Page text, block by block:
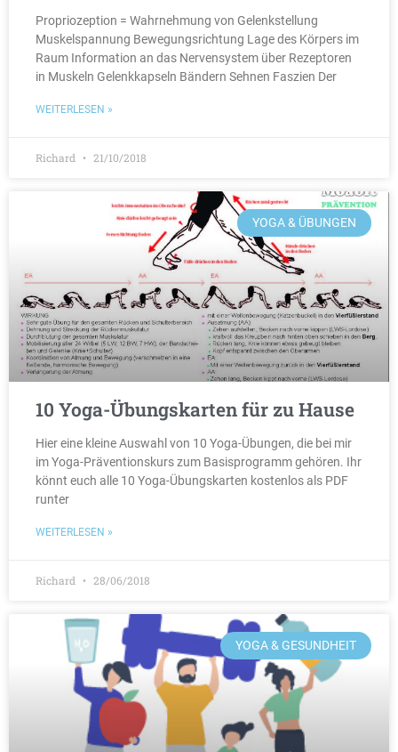
Propriozeption = Wahrnehmung von Gelenkstellung
Muskelspannung Bewegungsrichtung Lage des Körpers im
Raum Information an das Nervensystem über Rezeptoren
in Muskeln Gelenkkapseln Bändern Sehnen Faszien Der
WEITERLESEN »
Richard 21/10/2018
YOGA & ÜBUNGEN
10 Yoga-Übungskarten für zu Hause
Hier eine kleine Auswahl von 10 Yoga-Übungen, die bei mir
im Yoga-Präventionskurs zum Basisprogramm gehören. Ihr
könnt euch alle 10 Yoga-Übungskarten kostenlos als PDF
runter
WEITERLESEN »
Richard 28/06/2018
YOGA & GESUNDHEIT